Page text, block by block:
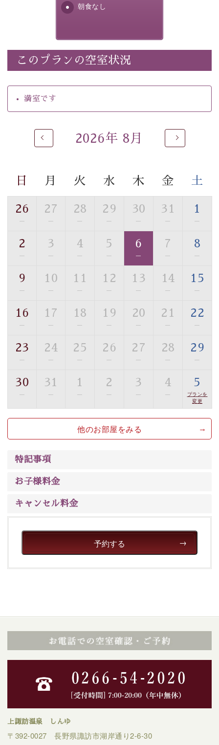
・宿泊料金5%OFF
・環境に配慮したアメニティをご用意
・館内フリーWi-Fi
・駐車場完備
・チェックイン15時、チェックアウト10時
自家源泉「美翠源泉」は酸化の進みが遅く新鮮で若返り
の効果が高い、極めて希有な源泉です。身も心も癒され
温泉の成分に合わせ、防菌防カビの特殊素材の畳を使
用。 足元が柔らかく、そして滑りにくい畳のお風呂で
す。
※男性大浴場までのご移動には階段がございます。 予め
ご了承のほどお願いいたします。
■貸切温泉風呂 （40分2000円）
む貸切温泉風呂です。ゆったりといやされるプライベー
【旅】
豊富な知識を持ったドライバー兼ガイドが諏訪大社をご
案内します。
事前ご予約制ですので、ご利用ご希望の方
※交通規制などにより運行できない日がございます
※年末年始及び御柱祭前後は運行しておりません
以上がプラン内容です。
上諏訪温泉“しんゆ”なら諏訪大社など歴史ある諏訪の街
で心癒されます。
みを感じていただける、美しく癒される宿で贅沢に幸せ
朝食なし
このプランの空室状況
満室です
2026年 8月
日 月 火 水 木 金 土
26
—
27
—
28
—
29
—
30
—
31
—
1
—
2
—
3
—
4
—
5
—
6
—
7
—
8
—
9
—
10
—
11
—
12
—
13
—
14
—
15
—
16
—
17
—
18
—
19
—
20
—
21
—
22
—
23
—
24
—
25
—
26
—
27
—
28
—
29
—
30
—
31
—
1
—
2
—
3
—
4
—
5
プランを
変更
他のお部屋をみる
特記事項
お子様料金
キャンセル料金
予約する
上諏訪温泉 しんゆ
〒392-0027 長野県諏訪市湖岸通り2-6-30